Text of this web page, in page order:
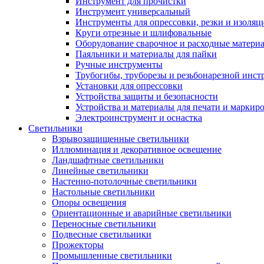
Инструмент универсальный
Инструменты для опрессовки, резки и
Круги отрезные и шлифовальные
Оборудование сварочное и расходные
Паяльники и материалы для пайки
Ручные инструменты
Трубогибы, труборезы и резьбонарезной
Установки для опрессовки
Устройства защиты и безопасности
Устройства и материалы для печати и
Электроинструмент и оснастка
Светильники
Взрывозащищенные светильники
Иллюминация и декоративное освещение
Ландшафтные светильники
Линейные светильники
Настенно-потолочные светильники
Настольные светильники
Опоры освещения
Ориентационные и аварийные светильники
Переносные светильники
Подвесные светильники
Прожекторы
Промышленные светильники